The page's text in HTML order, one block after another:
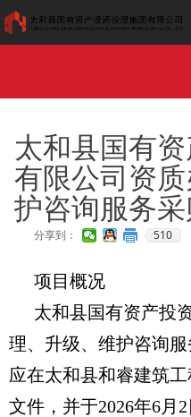
太和县国有
有限公司资
护咨询服务
项目概况
太和县国有资产投
理、升级、维护咨询服
应在太和县和睿建筑
文件，并于2026年6月 2
分享到： 510